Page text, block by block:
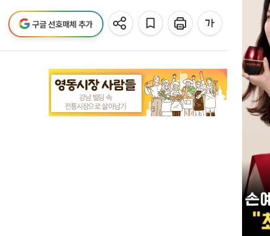
구글 선호매체 추가